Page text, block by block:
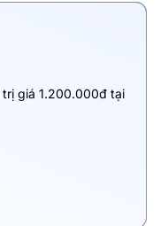
trị giá 1.200.000đ tại